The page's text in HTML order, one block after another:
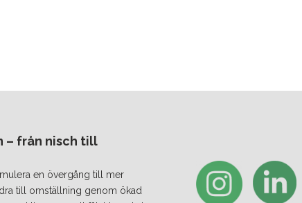
– från nisch till
en övergång till mer
till omställning genom ökad